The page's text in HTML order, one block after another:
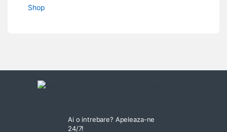
Shop
Ai o intrebare? Apeleaza-ne
24/7!